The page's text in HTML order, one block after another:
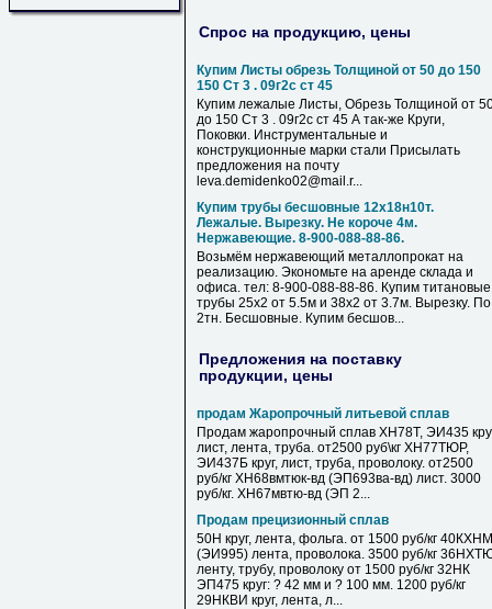
Спрос на продукцию, цены
Купим Листы обрезь Толщиной от 50 до 150
150 Ст 3 . 09г2с ст 45
Купим лежалые Листы, Обрезь Толщиной от
до 150 Ст 3 . 09г2с ст 45 А так-же Круги,
Поковки. Инструментальные и
конструкционные марки стали Присылать
предложения на почту
leva.demidenko02@mail.r...
Купим трубы бесшовные 12х18н10т.
Лежалые. Вырезку. Не короче 4м.
Нержавеющие. 8-900-088-88-86.
Возьмём нержавеющий металлопрокат на
реализацию. Экономьте на аренде склада и
офиса. тел: 8-900-088-88-86. Купим титановые
трубы 25х2 от 5.5м и 38х2 от 3.7м. Вырезку. По
2тн. Бесшовные. Купим бесшов...
Предложения на поставку
продукции, цены
продам Жаропрочный литьевой сплав
Продам жаропрочный сплав ХН78Т, ЭИ435
лист, лента, труба. от2500 руб\кг ХН77ТЮР,
ЭИ437Б круг, лист, труба, проволоку. от2500
руб/кг ХН68вмтюк-вд (ЭП693ва-вд) лист. 3000
руб/кг. ХН67мвтю-вд (ЭП 2...
Продам прецизионный сплав
50Н круг, лента, фольга. от 1500 руб/кг 40КХНМ
(ЭИ995) лента, проволока. 3500 руб/кг
ленту, трубу, проволоку от 1500 руб/кг 32НК
ЭП475 круг: ? 42 мм и ? 100 мм. 1200 руб/кг
29НКВИ круг, лента, л...